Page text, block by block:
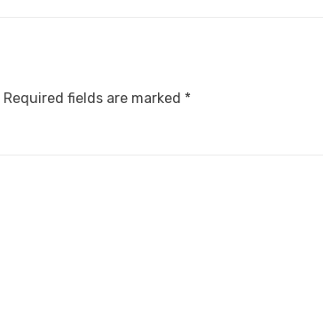
Required fields are marked *